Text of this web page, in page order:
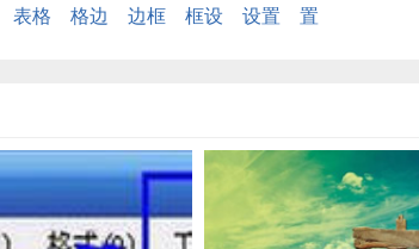
表格 格边 边框 框设 设置 置